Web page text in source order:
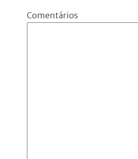
Comentários